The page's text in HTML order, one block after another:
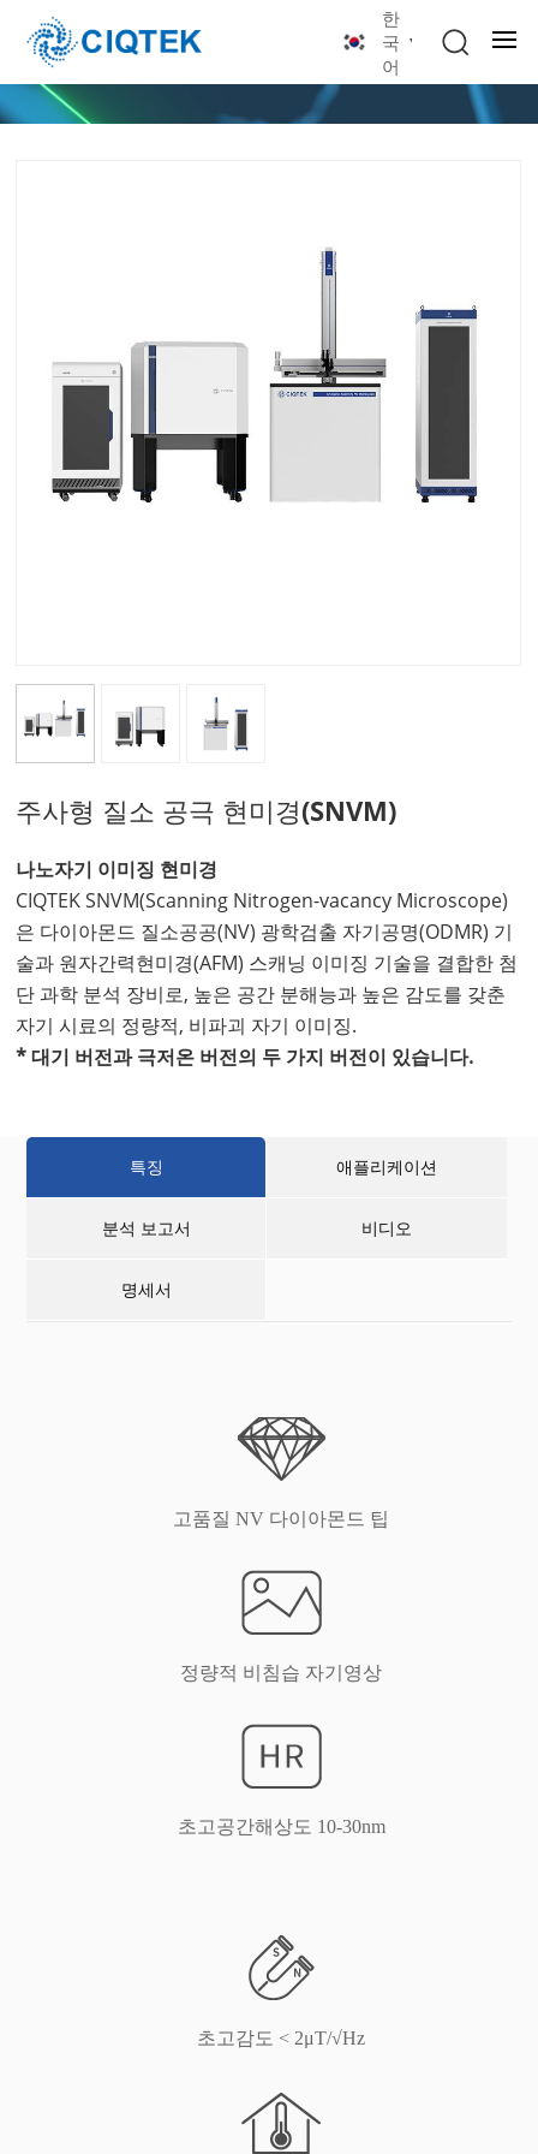
한
국
어
주사형 질소 공극 현미경(SNVM)
나노자기 이미징 현미경
CIQTEK SNVM(Scanning Nitrogen-vacancy Microscope)
은 다이아몬드 질소공공(NV) 광학검출 자기공명(ODMR) 기
술과 원자간력현미경(AFM) 스캐닝 이미징 기술을 결합한 첨
단 과학 분석 장비로, 높은 공간 분해능과 높은 감도를 갖춘
자기 시료의 정량적, 비파괴 자기 이미징.
* 대기 버전과 극저온 버전의 두 가지 버전이 있습니다.
특징 애플리케이션
분석 보고서 비디오
명세서
고품질 NV 다이아몬드 팁
정량적 비침습 자기영상
초고공간해상도 10-30nm
초고감도 < 2μT/√Hz